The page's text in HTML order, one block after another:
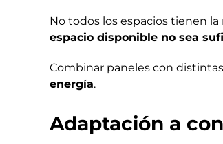
No todos los espacios tienen
espacio disponible no sea
Combinar paneles con
energía.
Adaptación a